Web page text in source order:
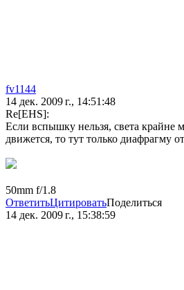
fv1144
14 дек. 2009 г., 14:51:48
Re[EHS]:
Если вспышку нельзя, света крайне
движется, то тут только диафрагму
50mm f/1.8
ОтветитьЦитироватьПоделиться
14 дек. 2009 г., 15:38:59